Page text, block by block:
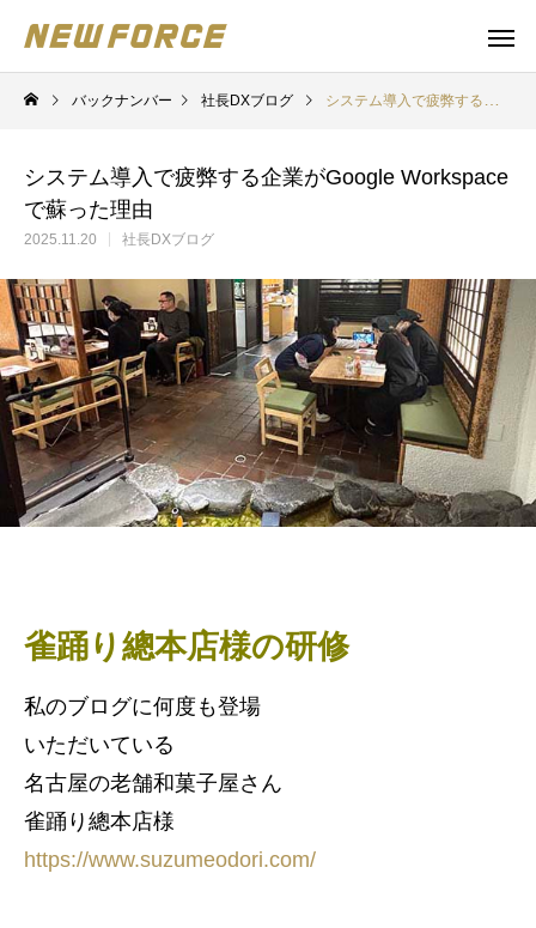
WEBコンテンツ
WEBマーケティング戦略立案
補助金
補助金の取得
バックナンバー 社長DXブログ システム導入で疲弊する企業がGoogle Workspaceで蘇った理由
システム導入で疲弊する企業がGoogle Workspace
で蘇った理由
2025.11.20 社長DXブログ
雀踊り總本店様の研修
私のブログに何度も登場
いただいている
名古屋の老舗和菓子屋さん
雀踊り總本店様
https://www.suzumeodori.com/